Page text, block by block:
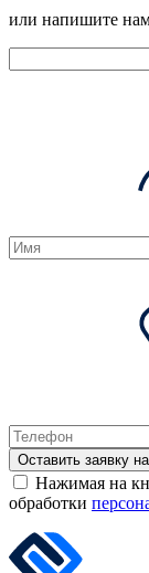
или напишите
Оставить заявку
Нажимая на
обработки